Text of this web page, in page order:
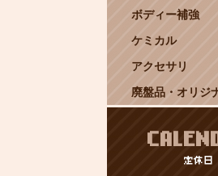
ボディー補強
ケミカル
アクセサリ
廃盤品・オリジ
定休日